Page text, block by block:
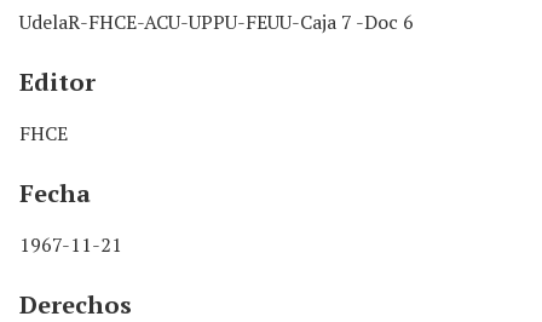
UdelaR-FHCE-ACU-UPPU-FEUU-Caja 7 -Doc 6
Editor
FHCE
Fecha
1967-11-21
Derechos